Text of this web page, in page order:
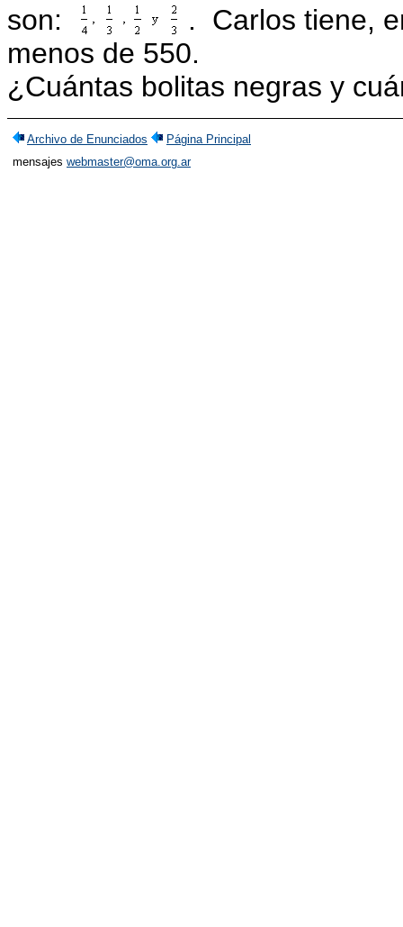
son:
. Carlos tiene,
menos de 550.
¿Cuántas bolitas negras y
Archivo de Enunciados
Página Principal
mensajes webmaster@oma.org.ar